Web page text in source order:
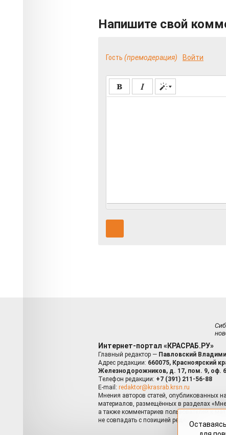
Напишите свой
Гость (премодерация) Войти
Интернет-портал «КРАСРАБ.РУ»
Главный редактор — Павловский
Адрес редакции: 660075, Красноярский
Железнодорожников, д. 17, пом. 9, оф.
Телефон редакции: +7 (391) 211-56-88
E-mail: redaktor@krasrab.krsn.ru
Мнения авторов статей, опубликованных
материалов, размещённых в разделах
а также комментариев пользователей к
не совпадать с позицией редакции.